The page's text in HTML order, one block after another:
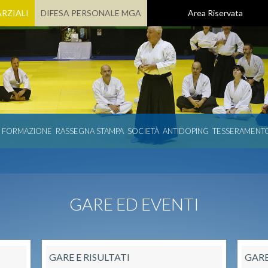
DIFESA PERSONALE MGA Area Riservata
RASSEGNA STAMPA SOCIETÀ ANTIDOPING
GARE ED EVENTI
GARE E RISULTATI